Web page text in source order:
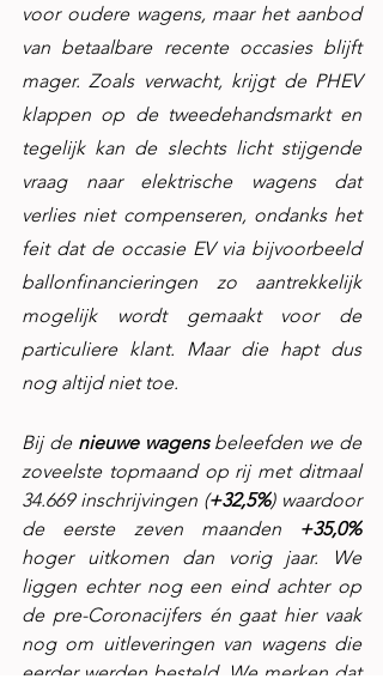
voor oudere wagens, maar het aanbod
van betaalbare recente occasies blijft
mager. Zoals verwacht, krijgt de PHEV
klappen op de tweedehandsmarkt en
tegelijk kan de slechts licht stijgende
vraag naar elektrische wagens dat
verlies niet compenseren, ondanks het
feit dat de occasie EV via bijvoorbeeld
ballonfinancieringen zo aantrekkelijk
mogelijk wordt gemaakt voor de
particuliere klant. Maar die hapt dus
nog altijd niet toe.
Bij de nieuwe wagens beleefden we de
zoveelste topmaand op rij met ditmaal
34.669 inschrijvingen (+32,5%) waardoor
de eerste zeven maanden
+35,0%
hoger uitkomen dan vorig jaar. We
liggen echter nog een eind achter op
de pre-Coronacijfers én gaat hier vaak
nog om uitleveringen van wagens die
eerder werden besteld. We merken dat